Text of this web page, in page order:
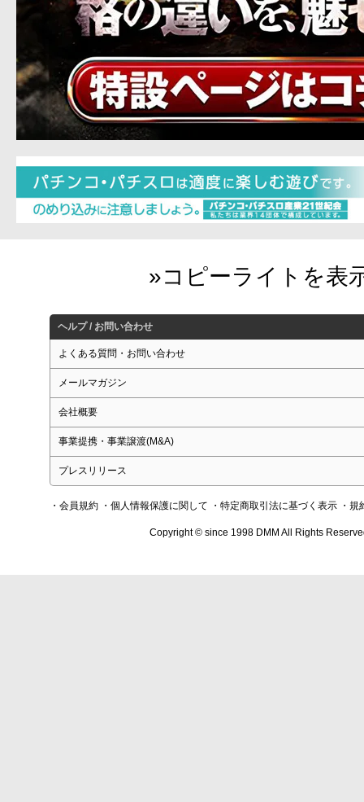
ヘルプ / お問い合わせ
よくある質問・お問い合わせ
メールマガジン
会社概要
事業提携・事業譲渡(M&A)
プレスリリース
・会員規約 ・個人情報保護に関して ・特定商取引法に基づく表示 ・規
Copyright © since 1998 DMM All Rights